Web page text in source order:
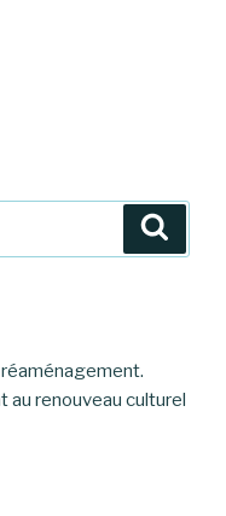
au renouveau culturel